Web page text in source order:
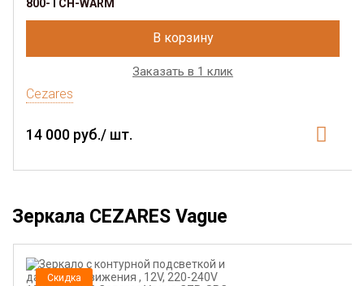
800-TCH-WARM
В корзину
Заказать в 1 клик
Cezares
14 000 руб./ шт.
Зеркала CEZARES Vague
Скидка